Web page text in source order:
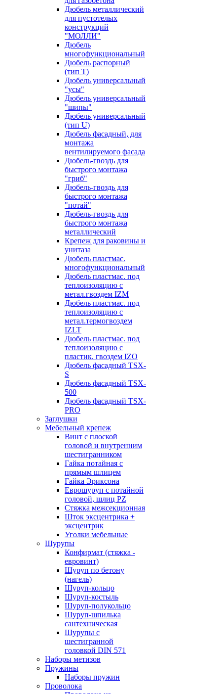
Дюбель металлический
для пустотелых
конструкций
"МОЛЛИ"
Дюбель
многофункциональный
Дюбель распорный
(тип Т)
Дюбель универсальный
"усы"
Дюбель универсальный
"шипы"
Дюбель универсальный
(тип U)
Дюбель фасадный, для
монтажа
вентилируемого фасада
Дюбель-гвоздь для
быстрого монтажа
"гриб"
Дюбель-гвоздь для
быстрого монтажа
"потай"
Дюбель-гвоздь для
быстрого монтажа
металлический
Крепеж для раковины и
унитаза
Дюбель пластмас.
многофункциональный
Дюбель пластмас. под
теплоизоляцию с
метал.гвоздем IZM
Дюбель пластмас. под
теплоизоляцию с
метал.термогвоздем
IZLT
Дюбель пластмас. под
теплоизоляцию с
пластик. гвоздем IZO
Дюбель фасадный TSX-
S
Дюбель фасадный TSX-
500
Дюбель фасадный TSX-
PRO
Заглушки
Мебельный крепеж
Винт с плоской
головой и внутренним
шестигранником
Гайка потайная с
прямым шлицем
Гайка Эриксона
Еврошуруп с потайной
головой, шлиц PZ
Стяжка межсекционная
Шток эксцентрика +
эксцентрик
Уголки мебельные
Шурупы
Конфирмат (стяжка -
евровинт)
Шуруп по бетону
(нагель)
Шуруп-кольцо
Шуруп-костыль
Шуруп-полукольцо
Шуруп-шпилька
сантехническая
Шурупы с
шестигранной
головкой DIN 571
Наборы метизов
Пружины
Наборы пружин
Проволока